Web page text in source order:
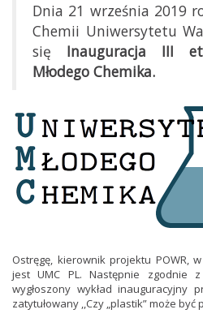
Dnia 21 września 2019
Chemii Uniwersytetu
się Inauguracja III
Młodego Chemika.
Ostręgę, kierownik projektu POWR,
jest UMC PL. Następnie zgodnie
wygłoszony wykład inauguracyjny
zatytułowany ,,Czy „plastik” może